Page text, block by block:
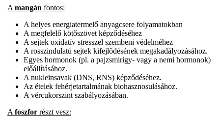
A mangán fontos:
A helyes energiatermelő anyagcsere folyamatokban
A megfelelő kötőszövet képződéséhez
A sejtek oxidatív stresszel szembeni védelméhez
A rosszindulatú sejtek kifejlődésének megakadályozásához.
Egyes hormonok (pl. a pajzsmirigy- vagy a nemi hormonok)
előállításához.
A nukleinsavak (DNS, RNS) képződéséhez.
Az ételek fehérjetartalmának biohasznosulásához.
A vércukorszint szabályozásában.
A foszfor részt vesz: